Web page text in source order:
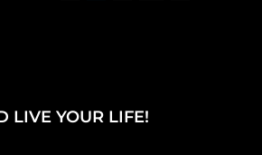
LIVE YOUR LIFE!